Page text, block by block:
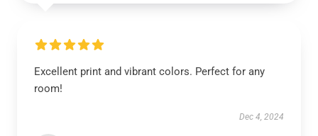
Excellent print and vibrant colors. Perfect for any
room!
Dec 4, 2024